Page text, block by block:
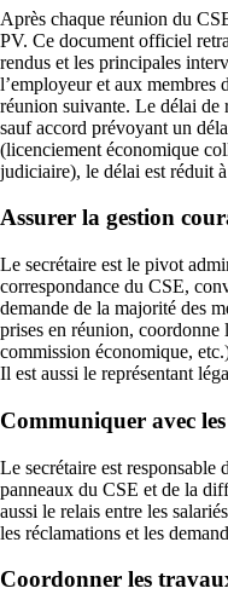
Après chaque réunion du
PV. Ce document officiel
rendus et les principales
l’employeur et aux membres
réunion suivante. Le délai de
sauf accord prévoyant un
(licenciement économique
judiciaire), le délai est réduit
Assurer la gestion
Le secrétaire est le pivot
correspondance du CSE,
demande de la majorité des
prises en réunion,
commission économique,
Il est aussi le représentant
Communiquer avec
Le secrétaire est responsable
panneaux du CSE et de la
aussi le relais entre les
les réclamations et les
Coordonner les